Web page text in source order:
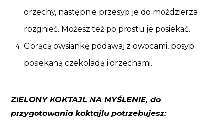
orzechy, następnie przesyp je do moździerza i
rozgnieć. Możesz też po prostu je posiekać.
Gorącą owsiankę podawaj z owocami, posyp
posiekaną czekoladą i orzechami.
ZIELONY KOKTAJL NA MYŚLENIE, do
przygotowania koktajlu potrzebujesz: